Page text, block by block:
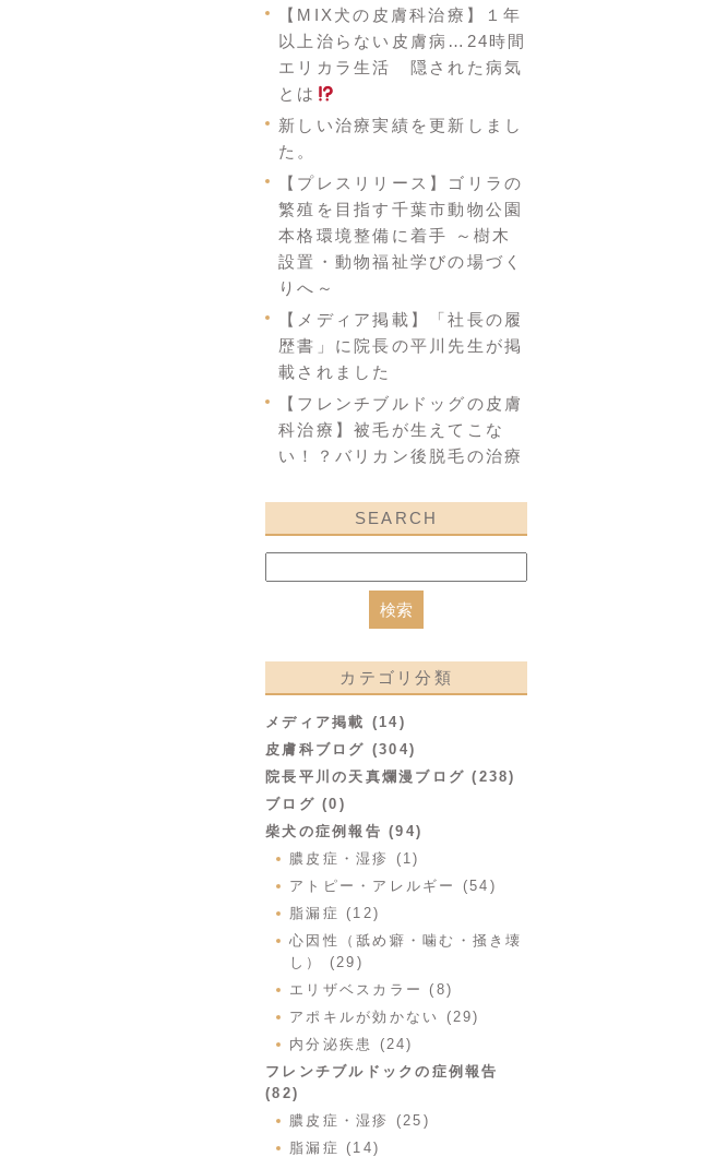
【MIX犬の皮膚科治療】１年
以上治らない皮膚病…24時間
エリカラ生活 隠された病気
とは
新しい治療実績を更新しまし
た。
【プレスリリース】ゴリラの
繁殖を目指す千葉市動物公園
本格環境整備に着手 ～樹木
設置・動物福祉学びの場づく
りへ～
【メディア掲載】「社長の履
歴書」に院長の平川先生が掲
載されました
【フレンチブルドッグの皮膚
科治療】被毛が生えてこな
い！？バリカン後脱毛の治療
SEARCH
カテゴリ分類
メディア掲載 (14)
皮膚科ブログ (304)
院長平川の天真爛漫ブログ (238)
ブログ (0)
柴犬の症例報告 (94)
膿皮症・湿疹 (1)
アトピー・アレルギー (54)
脂漏症 (12)
心因性（舐め癖・噛む・掻き壊
し） (29)
エリザベスカラー (8)
アポキルが効かない (29)
内分泌疾患 (24)
フレンチブルドックの症例報告
(82)
膿皮症・湿疹 (25)
脂漏症 (14)